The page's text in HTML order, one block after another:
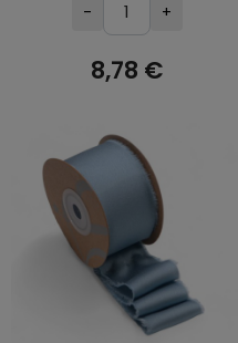
- +
8,78 €
CARRELLO